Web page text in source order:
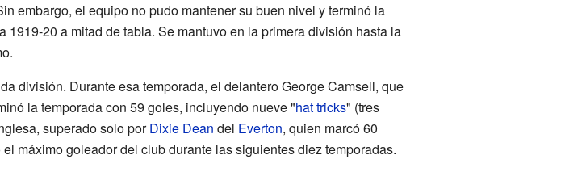
embargo, el equipo no pudo mantener su buen nivel y terminó la
1919-20 a mitad de tabla. Se mantuvo en la primera división hasta la
división. Durante esa temporada, el delantero George Camsell, que
la temporada con 59 goles, incluyendo nueve "hat tricks" (tres
superado solo porDixie Dean del Everton, quien marcó 60
máximo goleador del club durante las siguientes diez temporadas.